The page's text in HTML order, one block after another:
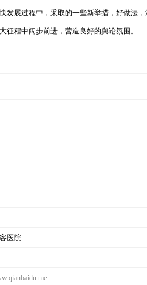
发展过程中，采取的一些新举措，好做法
征程中阔步前进，营造良好的舆论氛围。
医院